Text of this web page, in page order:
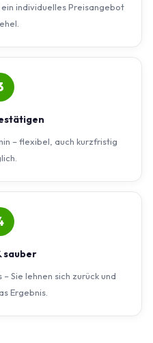
individuelles Preisangebot
– flexibel, auch kurzfristig
sauber
Sie lehnen sich zurück und
Ergebnis.